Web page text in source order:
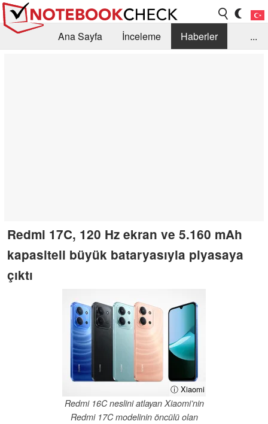
Ana Sayfa İnceleme
Haberler
...
Redmi 17C, 120 Hz ekran ve 5.160 mAh
kapasiteli büyük bataryasıyla piyasaya
çıktı
ⓘ Xiaomi
Redmi 16C neslini atlayan Xiaomi’nin
Redmi 17C modelinin öncülü olan